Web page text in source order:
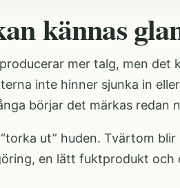
kännas
mer talg, men det
inte hinner sjunka in
börjar det märkas redan
ut” huden. Tvärtom
en lätt fuktprodukt och